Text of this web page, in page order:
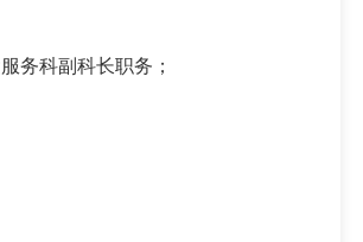
务科副科长职务；